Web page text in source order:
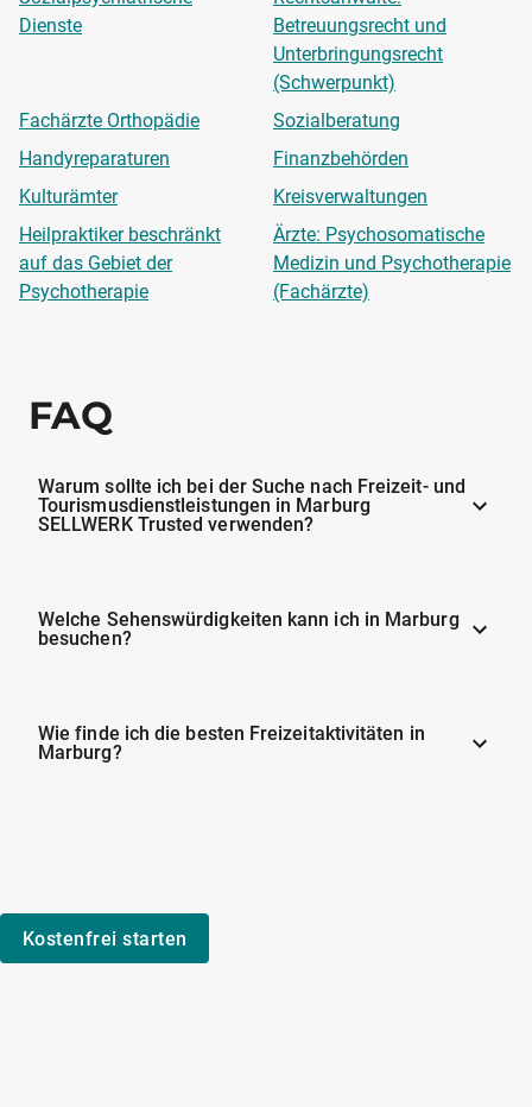
Dienste
Betreuungsrecht und
Unterbringungsrecht
(Schwerpunkt)
Fachärzte Orthopädie
Sozialberatung
Handyreparaturen
Finanzbehörden
Kulturämter
Kreisverwaltungen
Heilpraktiker beschränkt
auf das Gebiet der
Psychotherapie
Ärzte: Psychosomatische
Medizin und Psychotherapie
(Fachärzte)
FAQ
Warum sollte ich bei der Suche nach Freizeit- und
Tourismusdienstleistungen in Marburg
SELLWERK Trusted verwenden?
Welche Sehenswürdigkeiten kann ich in Marburg
besuchen?
Wie finde ich die besten Freizeitaktivitäten in
Marburg?
Kostenfrei starten